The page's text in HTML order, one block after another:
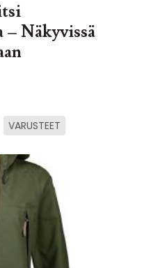
Näkyvissä
VARUSTEET